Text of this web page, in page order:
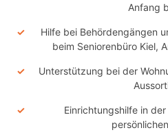
Anfang
Hilfe bei Behördengängen
beim Seniorenbüro Kiel,
Unterstützung bei der
Einrichtungshilfe in